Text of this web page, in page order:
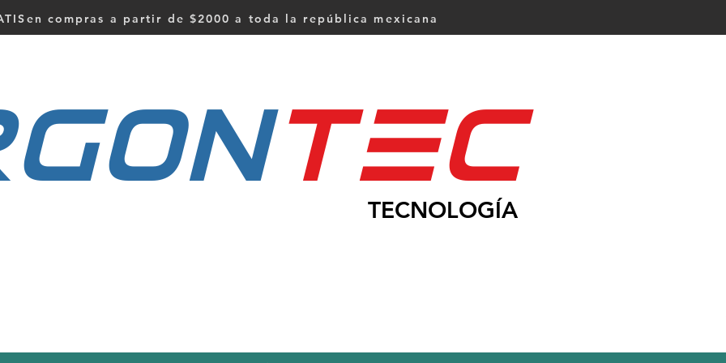
compras a partir de $2000 a toda la república mexicana
tEc
TECNOLOGÍA